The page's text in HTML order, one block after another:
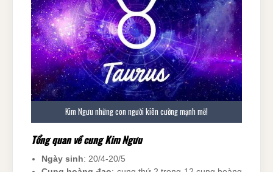
Kim Ngưu những con người kiên cường mạnh mẽ!
Tổng quan về cung Kim Ngưu
Ngày sinh: 20/4-20/5